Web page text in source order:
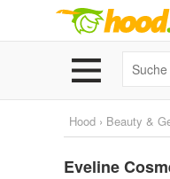
Hood › Beauty &
Eveline